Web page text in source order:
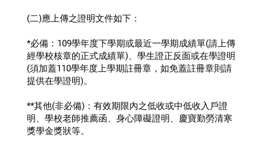
(二)應上傳之證明文件如下：
*必備：109學年度下學期或最近一學期成績單(請上傳
經學校核章的正式成績單)、學生證正反面或在學證明
(須加蓋110學年度上學期註冊章，如免蓋註冊章則請
提供在學證明)。
**其他(非必備)：有效期限內之低收或中低收入戶證
明、學校老師推薦函、身心障礙證明、慶寶勤勞清寒
獎學金獎狀等。